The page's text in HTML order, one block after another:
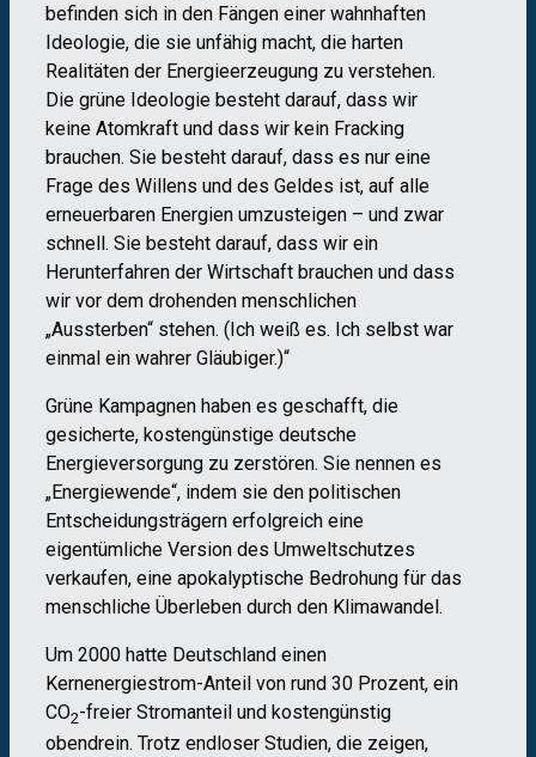
befinden sich in den Fängen einer wahnhaften
Ideologie, die sie unfähig macht, die harten
Realitäten der Energieerzeugung zu verstehen.
Die grüne Ideologie besteht darauf, dass wir
keine Atomkraft und dass wir kein Fracking
brauchen. Sie besteht darauf, dass es nur eine
Frage des Willens und des Geldes ist, auf alle
erneuerbaren Energien umzusteigen – und zwar
schnell. Sie besteht darauf, dass wir ein
Herunterfahren der Wirtschaft brauchen und dass
wir vor dem drohenden menschlichen
„Aussterben“ stehen. (Ich weiß es. Ich selbst war
einmal ein wahrer Gläubiger.)“
Grüne Kampagnen haben es geschafft, die
gesicherte, kostengünstige deutsche
Energieversorgung zu zerstören. Sie nennen es
„Energiewende“, indem sie den politischen
Entscheidungsträgern erfolgreich eine
eigentümliche Version des Umweltschutzes
verkaufen, eine apokalyptische Bedrohung für das
menschliche Überleben durch den Klimawandel.
Um 2000 hatte Deutschland einen
Kernenergiestrom-Anteil von rund 30 Prozent, ein
CO2-freier Stromanteil und kostengünstig
obendrein. Trotz endloser Studien, die zeigen,